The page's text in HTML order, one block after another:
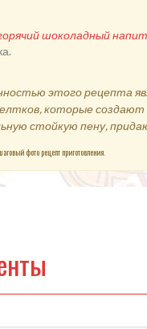
шоколадный
этого рецепта
которые
стойкую пену,
фото рецепт приготовления.